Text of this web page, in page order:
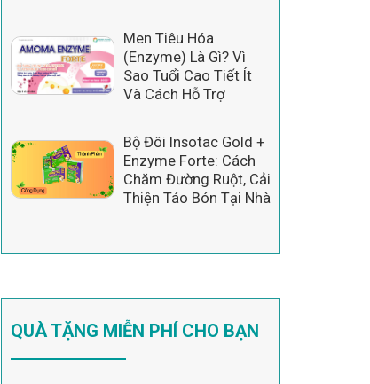
Men Tiêu Hóa
(Enzyme) Là Gì? Vì
Sao Tuổi Cao Tiết Ít
Và Cách Hỗ Trợ
Bộ Đôi Insotac Gold +
Enzyme Forte: Cách
Chăm Đường Ruột, Cải
Thiện Táo Bón Tại Nhà
QUÀ TẶNG MIỄN PHÍ CHO BẠN